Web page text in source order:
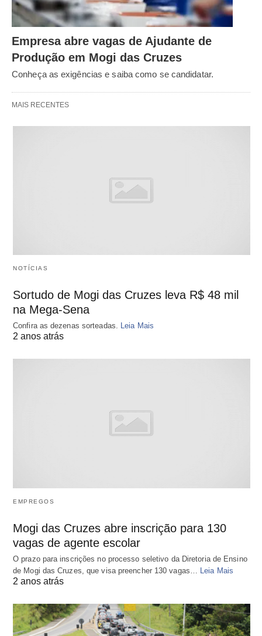
Empresa abre vagas de Ajudante de
Produção em Mogi das Cruzes
Conheça as exigências e saiba como se candidatar.
MAIS RECENTES
NOTÍCIAS
Sortudo de Mogi das Cruzes leva R$ 48 mil
na Mega-Sena
Confira as dezenas sorteadas. Leia Mais
2 anos atrás
EMPREGOS
Mogi das Cruzes abre inscrição para 130
vagas de agente escolar
O prazo para inscrições no processo seletivo da Diretoria de Ensino
de Mogi das Cruzes, que visa preencher 130 vagas… Leia Mais
2 anos atrás